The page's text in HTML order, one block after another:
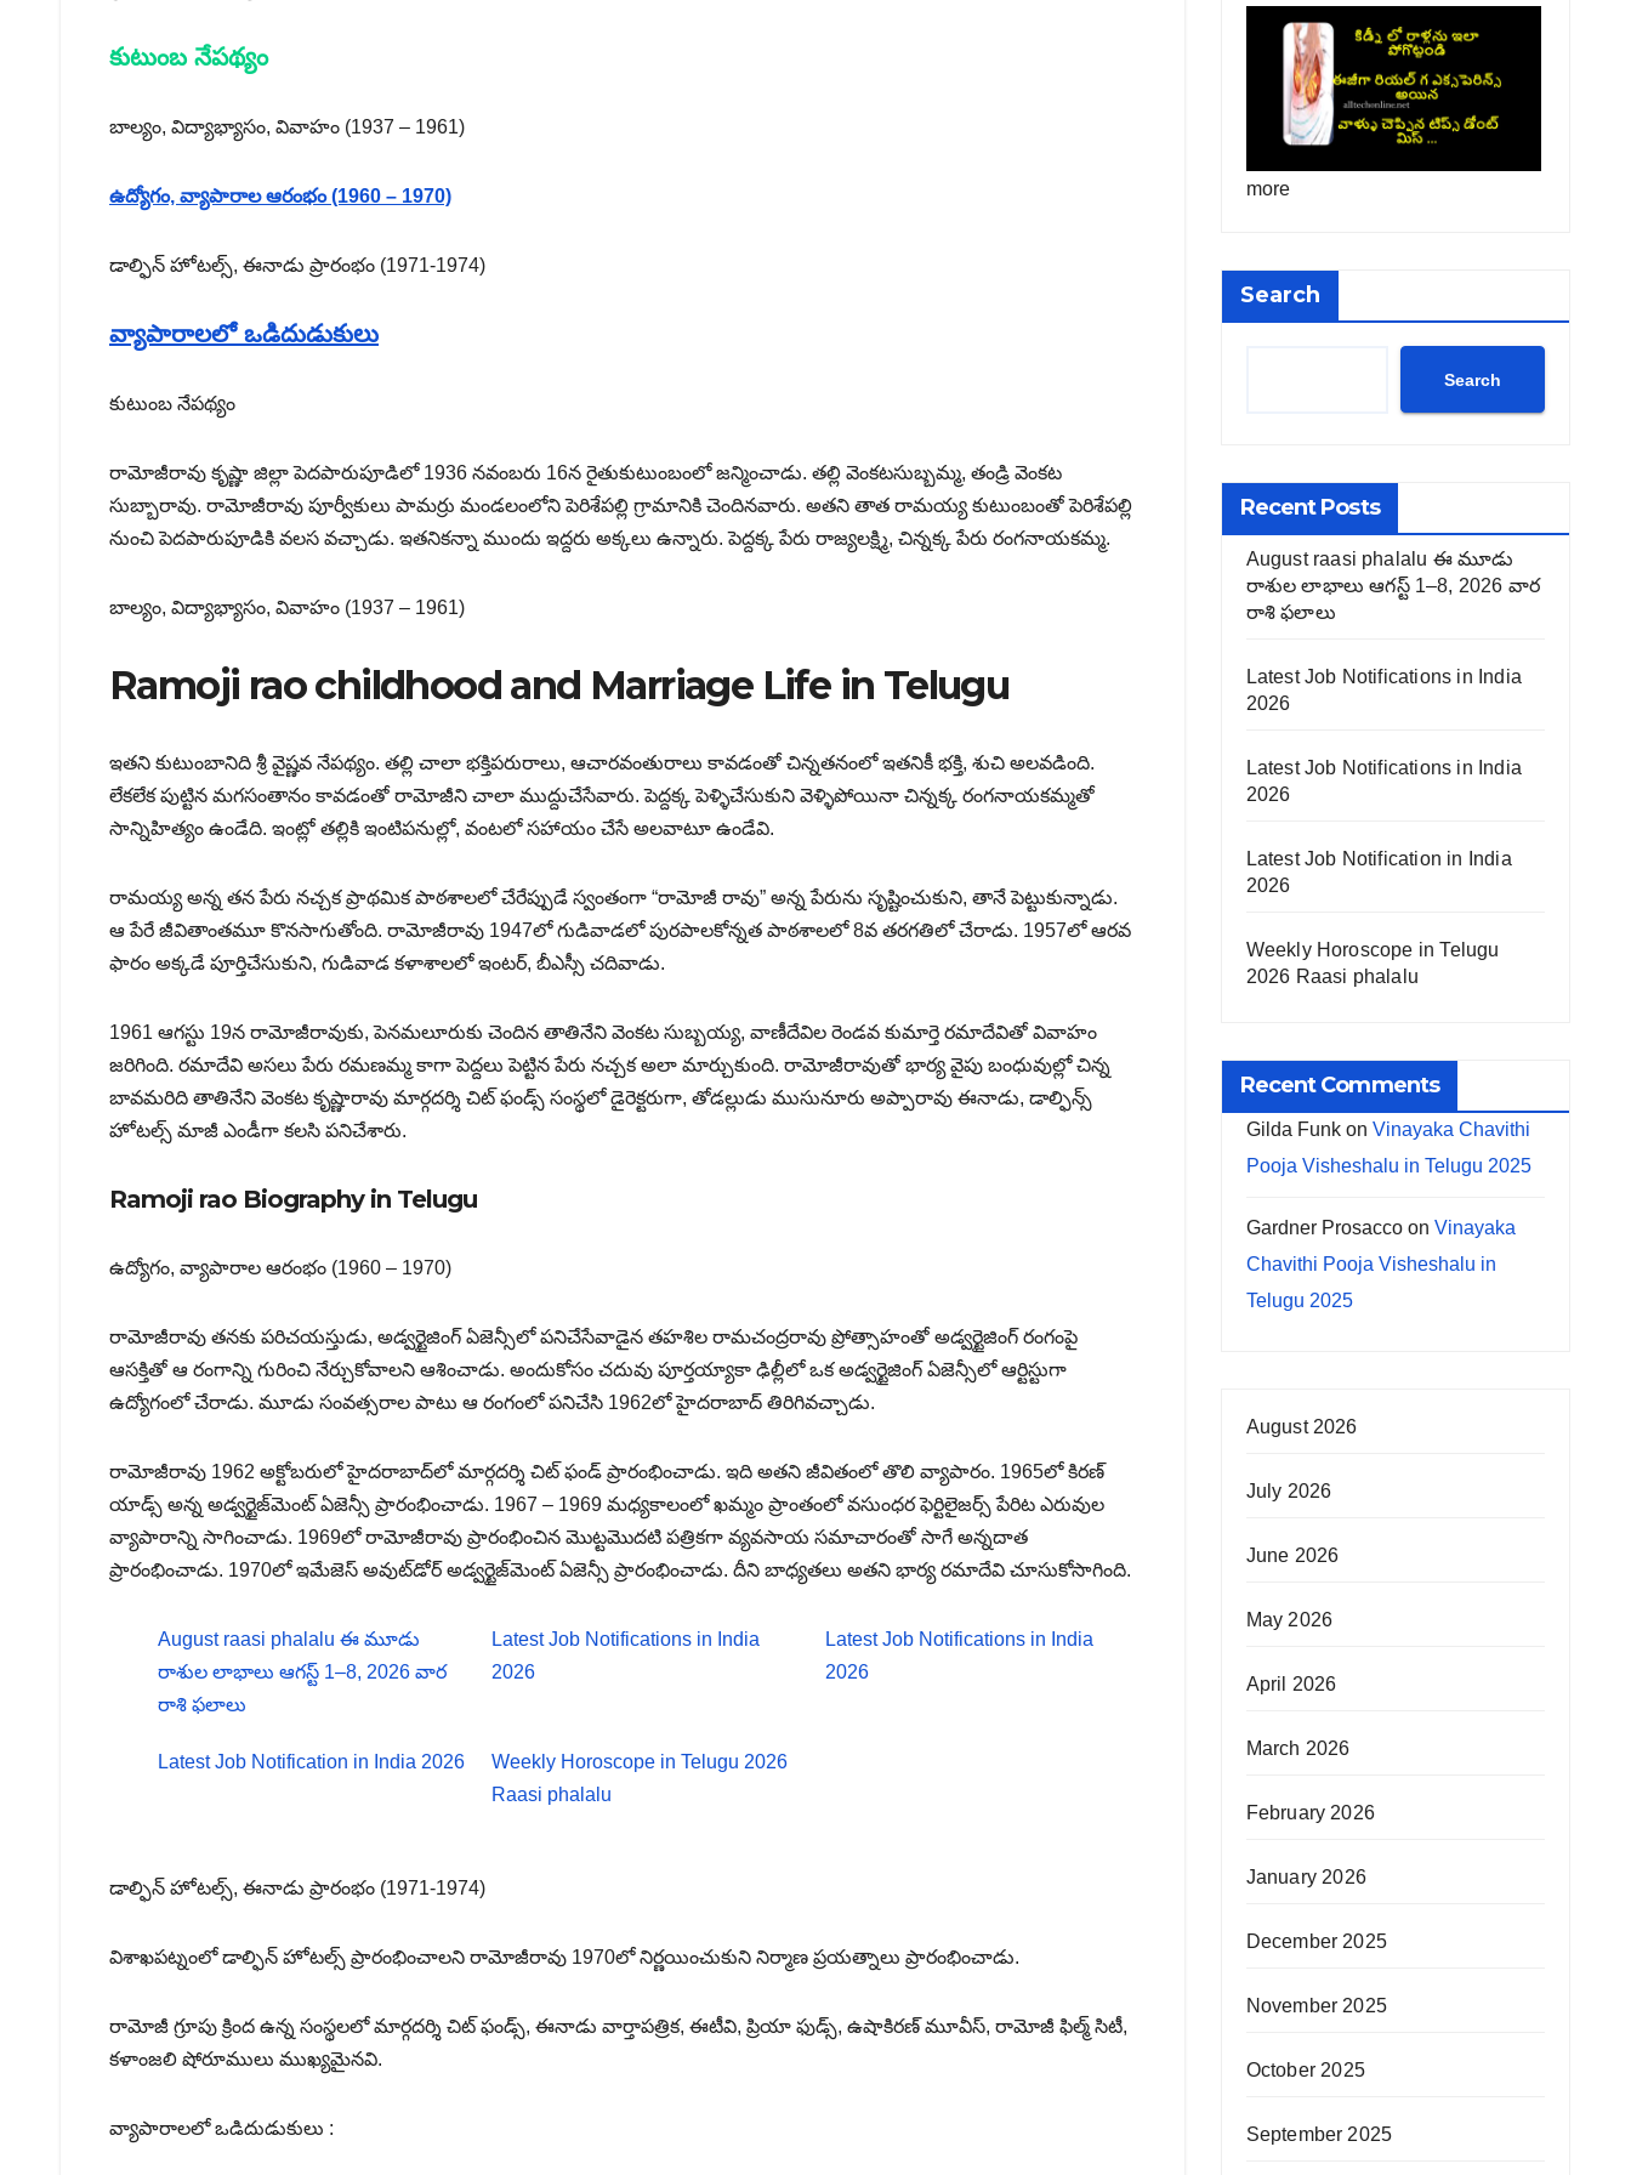
కుటుంబ నేపథ్యం
బాల్యం, విద్యాభ్యాసం, వివాహం (1937 – 1961)
ఉద్యోగం, వ్యాపారాల ఆరంభం (1960 – 1970)
డాల్ఫిన్ హోటల్స్, ఈనాడు ప్రారంభం (1971-1974)
వ్యాపారాలలో ఒడిదుడుకులు
కుటుంబ నేపథ్యం
రామోజీరావు కృష్ణా జిల్లా పెదపారుపూడిలో 1936 నవంబరు 16న రైతుకుటుంబంలో జన్మించాడు. తల్లి వెంకటసుబ్బమ్మ, తండ్రి వెంకట
సుబ్బారావు. రామోజీరావు పూర్వీకులు పామర్రు మండలంలోని పెరిశేపల్లి గ్రామానికి చెందినవారు. అతని తాత రామయ్య కుటుంబంతో పెరిశేపల్లి
నుంచి పెదపారుపూడికి వలస వచ్చాడు. ఇతనికన్నా ముందు ఇద్దరు అక్కలు ఉన్నారు. పెద్దక్క పేరు రాజ్యలక్ష్మి, చిన్నక్క పేరు రంగనాయకమ్మ.
బాల్యం, విద్యాభ్యాసం, వివాహం (1937 – 1961)
Ramoji rao childhood and Marriage Life in Telugu
ఇతని కుటుంబానిది శ్రీ వైష్ణవ నేపథ్యం. తల్లి చాలా భక్తిపరురాలు, ఆచారవంతురాలు కావడంతో చిన్నతనంలో ఇతనికీ భక్తి, శుచి అలవడింది.
లేకలేక పుట్టిన మగసంతానం కావడంతో రామోజీని చాలా ముద్దుచేసేవారు. పెద్దక్క పెళ్ళిచేసుకుని వెళ్ళిపోయినా చిన్నక్క రంగనాయకమ్మతో
సాన్నిహిత్యం ఉండేది. ఇంట్లో తల్లికి ఇంటిపనుల్లో, వంటలో సహాయం చేసే అలవాటూ ఉండేవి.
రామయ్య అన్న తన పేరు నచ్చక ప్రాథమిక పాఠశాలలో చేరేప్పుడే స్వంతంగా “రామోజీ రావు” అన్న పేరును సృష్టించుకుని, తానే పెట్టుకున్నాడు.
ఆ పేరే జీవితాంతమూ కొనసాగుతోంది. రామోజీరావు 1947లో గుడివాడలో పురపాలకోన్నత పాఠశాలలో 8వ తరగతిలో చేరాడు. 1957లో ఆరవ
ఫారం అక్కడే పూర్తిచేసుకుని, గుడివాడ కళాశాలలో ఇంటర్, బీఎస్సీ చదివాడు.
1961 ఆగస్టు 19న రామోజీరావుకు, పెనమలూరుకు చెందిన తాతినేని వెంకట సుబ్బయ్య, వాణీదేవిల రెండవ కుమార్తె రమాదేవితో వివాహం
జరిగింది. రమాదేవి అసలు పేరు రమణమ్మ కాగా పెద్దలు పెట్టిన పేరు నచ్చక అలా మార్చుకుంది. రామోజీరావుతో భార్య వైపు బంధువుల్లో చిన్న
బావమరిది తాతినేని వెంకట కృష్ణారావు మార్గదర్శి చిట్ ఫండ్స్ సంస్థలో డైరెక్టరుగా, తోడల్లుడు ముసునూరు అప్పారావు ఈనాడు, డాల్ఫిన్స్
హోటల్స్ మాజీ ఎండీగా కలసి పనిచేశారు.
Ramoji rao Biography in Telugu
ఉద్యోగం, వ్యాపారాల ఆరంభం (1960 – 1970)
రామోజీరావు తనకు పరిచయస్తుడు, అడ్వర్టైజింగ్ ఏజెన్సీలో పనిచేసేవాడైన తహశిల రామచంద్రరావు ప్రోత్సాహంతో అడ్వర్టైజింగ్ రంగంపై
ఆసక్తితో ఆ రంగాన్ని గురించి నేర్చుకోవాలని ఆశించాడు. అందుకోసం చదువు పూర్తయ్యాకా ఢిల్లీలో ఒక అడ్వర్టైజింగ్ ఏజెన్సీలో ఆర్టిస్టుగా
ఉద్యోగంలో చేరాడు. మూడు సంవత్సరాల పాటు ఆ రంగంలో పనిచేసి 1962లో హైదరాబాద్ తిరిగివచ్చాడు.
రామోజీరావు 1962 అక్టోబరులో హైదరాబాద్‌లో మార్గదర్శి చిట్ ఫండ్ ప్రారంభించాడు. ఇది అతని జీవితంలో తొలి వ్యాపారం. 1965లో కిరణ్
యాడ్స్ అన్న అడ్వర్టైజ్‌మెంట్ ఏజెన్సీ ప్రారంభించాడు. 1967 – 1969 మధ్యకాలంలో ఖమ్మం ప్రాంతంలో వసుంధర ఫెర్టిలైజర్స్ పేరిట ఎరువుల
వ్యాపారాన్ని సాగించాడు. 1969లో రామోజీరావు ప్రారంభించిన మొట్టమొదటి పత్రికగా వ్యవసాయ సమాచారంతో సాగే అన్నదాత
ప్రారంభించాడు. 1970లో ఇమేజెస్ అవుట్‌డోర్ అడ్వర్టైజ్‌మెంట్ ఏజెన్సీ ప్రారంభించాడు. దీని బాధ్యతలు అతని భార్య రమాదేవి చూసుకోసాగింది.
August raasi phalalu ఈ మూడు
రాశుల లాభాలు ఆగస్ట్ 1–8, 2026 వార
రాశి ఫలాలు
Latest Job Notifications in India
2026
Latest Job Notifications in India
2026
Latest Job Notification in India 2026
Weekly Horoscope in Telugu 2026
Raasi phalalu
డాల్ఫిన్ హోటల్స్, ఈనాడు ప్రారంభం (1971-1974)
విశాఖపట్నంలో డాల్ఫిన్ హోటల్స్ ప్రారంభించాలని రామోజీరావు 1970లో నిర్ణయించుకుని నిర్మాణ ప్రయత్నాలు ప్రారంభించాడు.
రామోజీ గ్రూపు క్రింద ఉన్న సంస్థలలో మార్గదర్శి చిట్ ఫండ్స్, ఈనాడు వార్తాపత్రిక, ఈటీవి, ప్రియా ఫుడ్స్, ఉషాకిరణ్ మూవీస్, రామోజీ ఫిల్మ్ సిటీ,
కళాంజలి షోరూములు ముఖ్యమైనవి.
వ్యాపారాలలో ఒడిదుడుకులు :
more
Search
Search
Recent Posts
August raasi phalalu ఈ మూడు
రాశుల లాభాలు ఆగస్ట్ 1–8, 2026 వార
రాశి ఫలాలు
Latest Job Notifications in India
2026
Latest Job Notifications in India
2026
Latest Job Notification in India
2026
Weekly Horoscope in Telugu
2026 Raasi phalalu
Recent Comments
Gilda Funkon Vinayaka Chavithi
Pooja Visheshalu in Telugu 2025
Gardner Prosaccoon Vinayaka
Chavithi Pooja Visheshalu in
Telugu 2025
August 2026
July 2026
June 2026
May 2026
April 2026
March 2026
February 2026
January 2026
December 2025
November 2025
October 2025
September 2025